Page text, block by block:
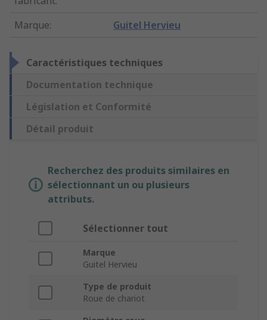
Marque: Guitel Hervieu
Caractéristiques techniques
Documentation technique
Législation et Conformité
Détail produit
Recherchez des produits similaires en
sélectionnant un ou plusieurs
attributs.
Sélectionner tout
Marque
Guitel Hervieu
Type de produit
Roue de chariot